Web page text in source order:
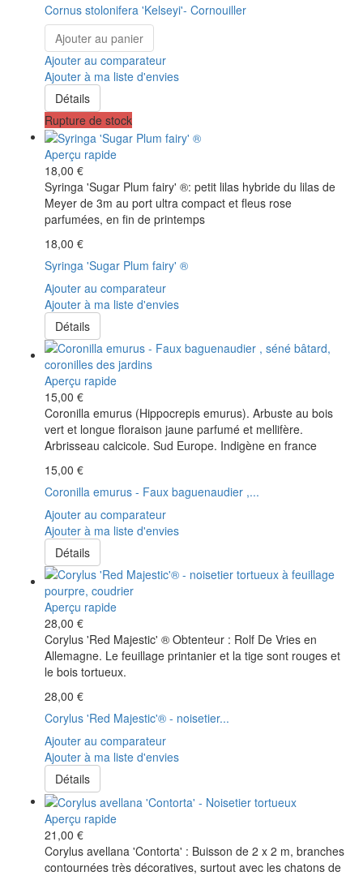
Cornus stolonifera 'Kelseyi'- Cornouiller
Ajouter au panier
Ajouter au comparateur
Ajouter à ma liste d'envies
Détails
Rupture de stock
Aperçu rapide
18,00 €
Syringa 'Sugar Plum fairy' ®: petit lilas hybride du lilas de
Meyer de 3m au port ultra compact et fleus rose
parfumées, en fin de printemps
18,00 €
Syringa 'Sugar Plum fairy' ®
Ajouter au comparateur
Ajouter à ma liste d'envies
Détails
Aperçu rapide
15,00 €
Coronilla emurus (Hippocrepis emurus). Arbuste au bois
vert et longue floraison jaune parfumé et mellifère.
Arbrisseau calcicole. Sud Europe. Indigène en france
15,00 €
Coronilla emurus - Faux baguenaudier ,...
Ajouter au comparateur
Ajouter à ma liste d'envies
Détails
Aperçu rapide
28,00 €
Corylus 'Red Majestic' ® Obtenteur : Rolf De Vries en
Allemagne. Le feuillage printanier et la tige sont rouges et
le bois tortueux.
28,00 €
Corylus 'Red Majestic'® - noisetier...
Ajouter au comparateur
Ajouter à ma liste d'envies
Détails
Aperçu rapide
21,00 €
Corylus avellana 'Contorta' : Buisson de 2 x 2 m, branches
contournées très décoratives, surtout avec les chatons de